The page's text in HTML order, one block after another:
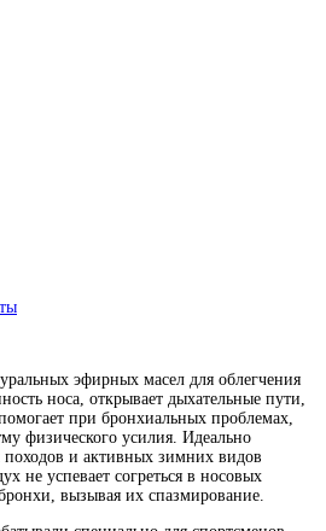
эфирных масел для облегчения
носа, открывает дыхательные пути,
при бронхиальных проблемах,
физического усилия. Идеально
походов и активных зимних видов
не успевает согреться в носовых
вызывая их спазмирование.